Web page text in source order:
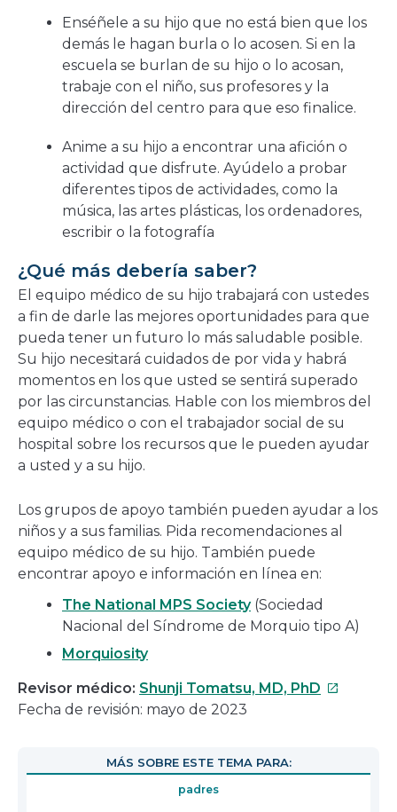
Enséñele a su hijo que no está bien que los
demás le hagan burla o lo acosen. Si en la
escuela se burlan de su hijo o lo acosan,
trabaje con el niño, sus profesores y la
dirección del centro para que eso finalice.
Anime a su hijo a encontrar una afición o
actividad que disfrute. Ayúdelo a probar
diferentes tipos de actividades, como la
música, las artes plásticas, los ordenadores,
escribir o la fotografía
¿Qué más debería saber?
El equipo médico de su hijo trabajará con ustedes
a fin de darle las mejores oportunidades para que
pueda tener un futuro lo más saludable posible.
Su hijo necesitará cuidados de por vida y habrá
momentos en los que usted se sentirá superado
por las circunstancias. Hable con los miembros del
equipo médico o con el trabajador social de su
hospital sobre los recursos que le pueden ayudar
a usted y a su hijo.
Los grupos de apoyo también pueden ayudar a los
niños y a sus familias. Pida recomendaciones al
equipo médico de su hijo. También puede
encontrar apoyo e información en línea en:
The National MPS Society(Sociedad
Nacional del Síndrome de Morquio tipo A)
Morquiosity
Revisor médico: Shunji Tomatsu, MD, PhD Este
en
Fecha de revisión: mayo de 2023
MÁS SOBRE ESTE TEMA PARA:
padres